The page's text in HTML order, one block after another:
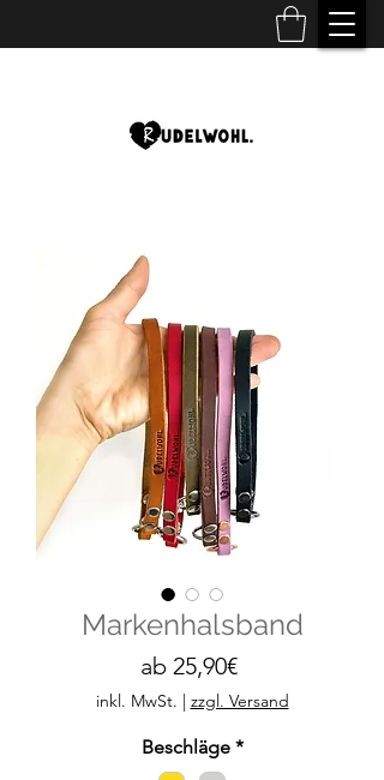
Markenhalsband
ab 25,90€Sale-
Preis
inkl. MwSt. | zzgl. Versand
Beschläge *